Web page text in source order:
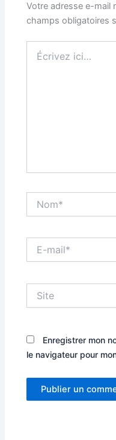
Votre adresse e-mail
champs obligatoires
ici…
mail*
Enregistrer mon
le navigateur pour